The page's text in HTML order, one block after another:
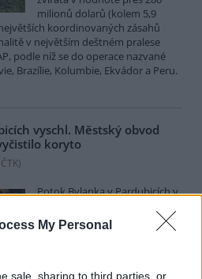
My Personal
sale, sharing to third parties, or
milionů dolarů (kolem 5,9
koordinovaných zásahů
v největším deštném pralese
podle níž se do operace nazvané
Brazílie, Kolumbie, Ekvádor a Peru.
vyschl. Městský obvod
koryto
ČTK)
Potok Bylanka v Pardubicích v
průtoků a suchého počasí
vyschl. Městský obvod VI chce